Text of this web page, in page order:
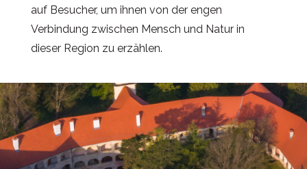
auf Besucher, um ihnen von der engen
Verbindung zwischen Mensch und Natur in
dieser Region zu erzählen.